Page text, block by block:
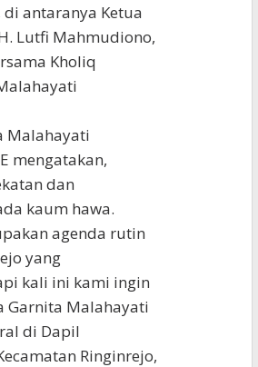
antaranya Ketua
Lutfi Mahmudiono,
Kholiq
Malahayati
mengatakan,
dan
kaum hawa.
agenda rutin
yang
kali ini kami ingin
Garnita Malahayati
di Dapil
Ringinrejo,